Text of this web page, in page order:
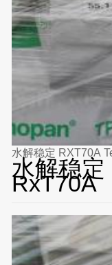
水解稳定 RXT70A
水解稳定
RxT70A